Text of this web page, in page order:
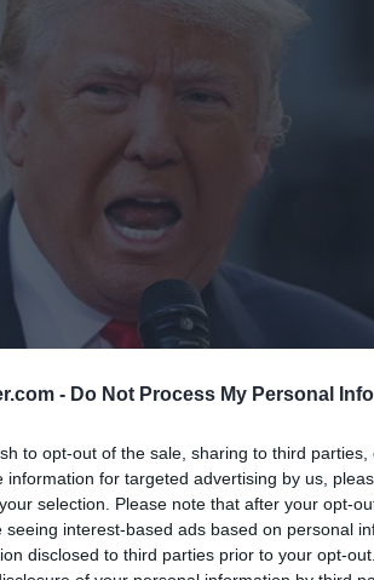
- Do Not Process My Personal
to opt-out of the sale, sharing to third
information for targeted advertising by us,
selection. Please note that after your opt-
seeing interest-based ads based on personal
disclosed to third parties prior to your opt-